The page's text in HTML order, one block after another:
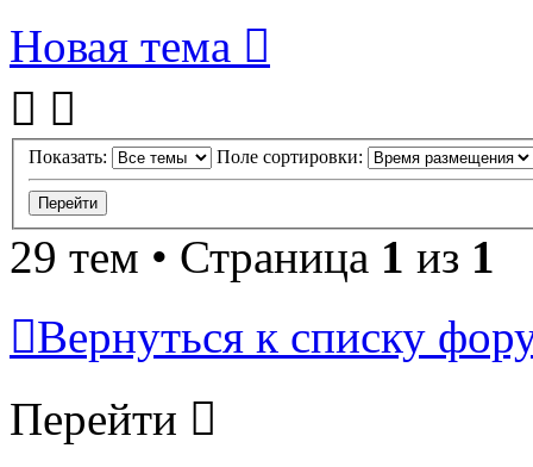
Новая тема
Показать: Поле сортировки:
29 тем • Страница 1 из 1
Вернуться к списку
Перейти